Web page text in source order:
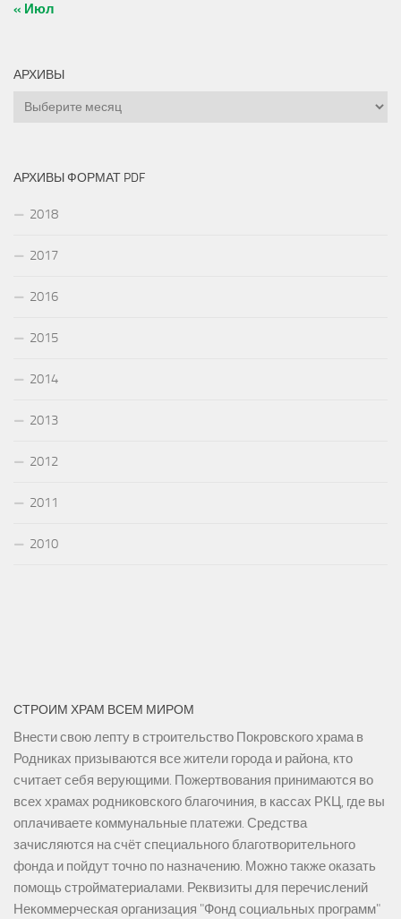
« Июл
АРХИВЫ
Архивы
АРХИВЫ ФОРМАТ PDF
2018
2017
2016
2015
2014
2013
2012
2011
2010
СТРОИМ ХРАМ ВСЕМ МИРОМ
Внести свою лепту в строительство Покровского храма в
Родниках призываются все жители города и района, кто
считает себя верующими. Пожертвования принимаются во
всех храмах родниковского благочиния, в кассах РКЦ, где вы
оплачиваете коммунальные платежи. Средства
зачисляются на счёт специального благотворительного
фонда и пойдут точно по назначению. Можно также оказать
помощь стройматериалами. Реквизиты для перечислений
Некоммерческая организация "Фонд социальных программ"